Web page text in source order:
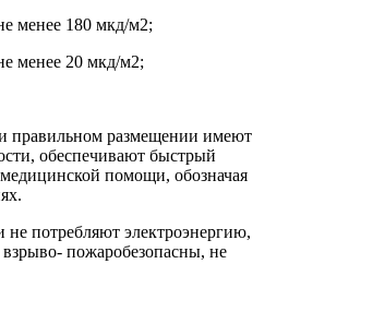
менее 180 мкд/м2;
менее 20 мкд/м2;
правильном размещении имеют
обеспечивают быстрый
помощи, обозначая
потребляют электроэнергию,
пожаробезопасны, не